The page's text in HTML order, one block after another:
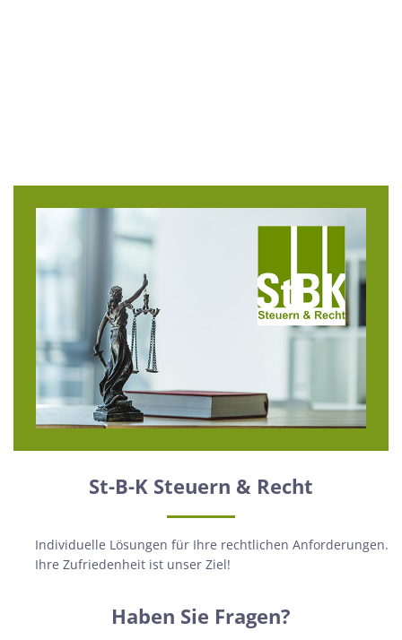
St-B-K Steuern & Recht
Individuelle Lösungen für Ihre rechtlichen Anforderungen.
Ihre Zufriedenheit ist unser Ziel!
Haben Sie Fragen?